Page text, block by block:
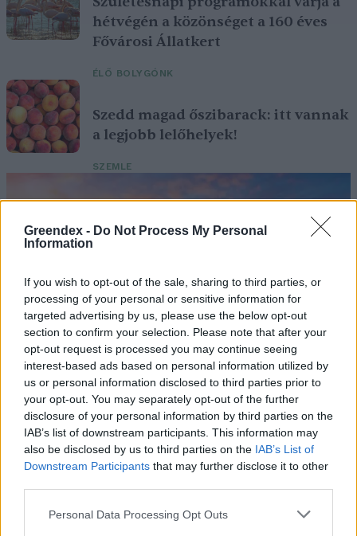
Greendex - Do Not Process My Personal
Information
If you wish to opt-out of the sale, sharing to third parties, or
processing of your personal or sensitive information for
targeted advertising by us, please use the below opt-out
section to confirm your selection. Please note that after your
opt-out request is processed you may continue seeing
interest-based ads based on personal information utilized by
us or personal information disclosed to third parties prior to
your opt-out. You may separately opt-out of the further
disclosure of your personal information by third parties on the
IAB’s list of downstream participants. This information may
also be disclosed by us to third parties on the IAB’s List of
Downstream Participants that may further disclose it to other
Personal Data Processing Opt Outs
hétvégén a közönséget a 160 éves
Fővárosi Állatkert
ÉLŐ BOLYGÓNK
Szedd magad őszibarack: itt vannak
a legjobb lelőhelyek!
SZEMLE
Négy éven belül valósággá válhatnak az
elektromos repülőjáratok Európában
Britanniát is